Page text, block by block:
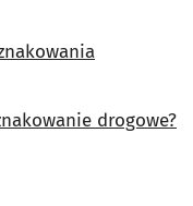
drogowe?